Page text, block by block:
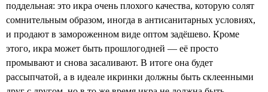
поддельная: это икра очень плохого качества, которую солят
сомнительным образом, иногда в антисанитарных условиях,
и продают в замороженном виде оптом задёшево. Кроме
этого, икра может быть прошлогодней — её просто
промывают и снова засаливают. В итоге она будет
рассыпчатой, а в идеале икринки должны быть склеенными